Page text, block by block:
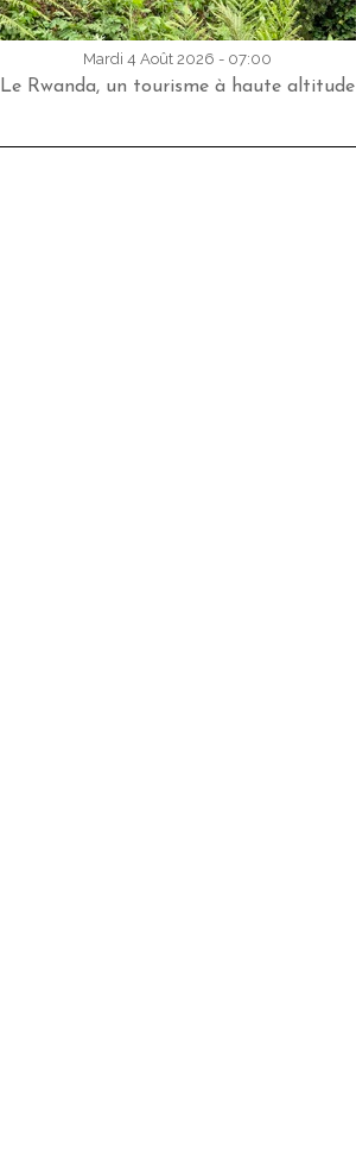
Mardi 4 Août 2026 - 07:00
Le Rwanda, un tourisme à haute altitude